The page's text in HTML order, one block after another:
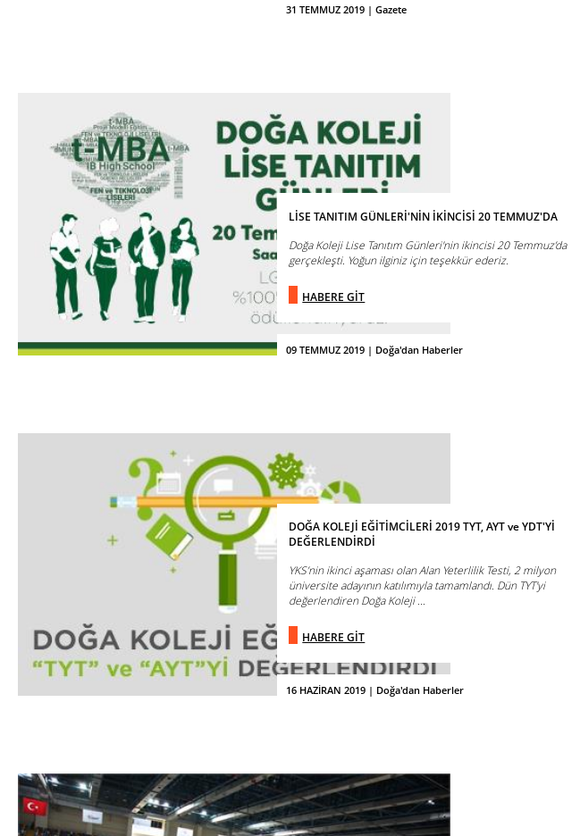
31 TEMMUZ 2019 | Gazete
09 TEMMUZ 2019 | Doğa'dan Haberler
LİSE TANITIM GÜNLERİ'NİN İKİNCİSİ 20 TEMMUZ'DA
Doğa Koleji Lise Tanıtım Günleri'nin ikincisi 20 Temmuz’da
gerçekleşti. Yoğun ilginiz için teşekkür ederiz.
HABERE GİT
16 HAZİRAN 2019 | Doğa'dan Haberler
DOĞA KOLEJİ EĞİTİMCİLERİ 2019 TYT, AYT ve YDT'Yİ
DEĞERLENDİRDİ
YKS’nin ikinci aşaması olan Alan Yeterlilik Testi, 2 milyon
üniversite adayının katılımıyla tamamlandı. Dün TYT'yi
değerlendiren Doğa Koleji ...
HABERE GİT